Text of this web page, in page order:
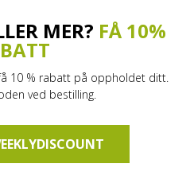
MER? FÅ 10%
10 % rabatt på oppholdet ditt.
ved bestilling.